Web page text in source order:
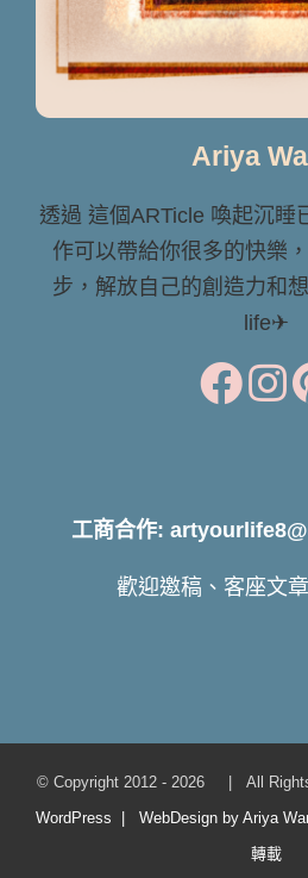
Ariya
透過 這個ARTicle 喚起沉睡
作可以帶給你很多的快樂
步，解放自己的創造力和
life✈
工商合作:
歡迎邀稿、客座文
© Copyright 2012 - 2026 | All
WordPress | WebDesign by Ariya
轉載